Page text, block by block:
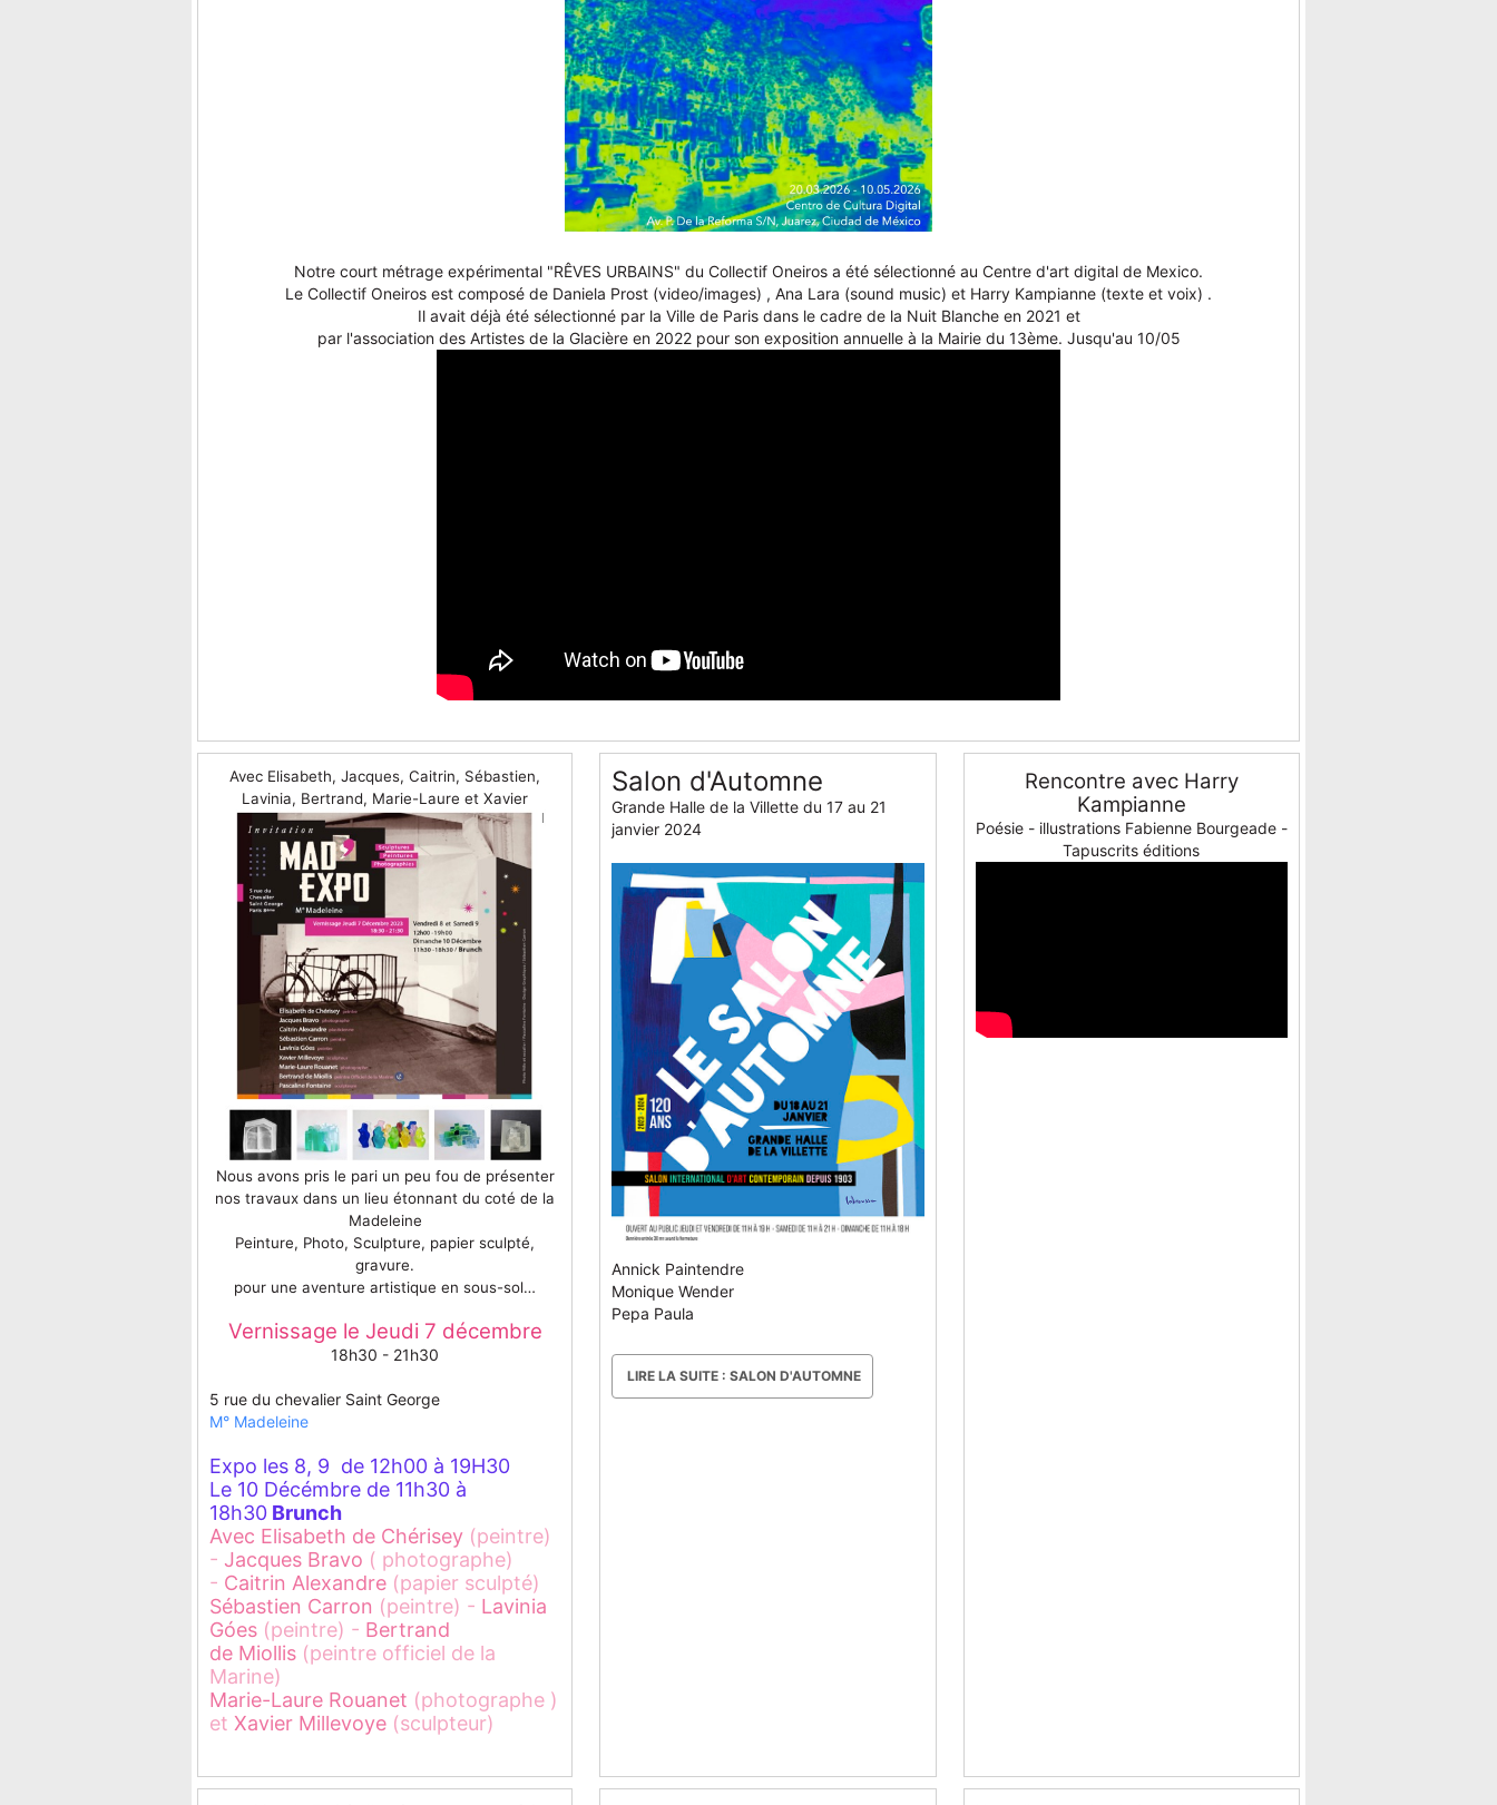
Notre court métrage expérimental "RÊVES URBAINS" du Collectif Oneiros a été sélectionné au Centre d'art digital de Mexico.
Le Collectif Oneiros est composé de Daniela Prost (video/images) , Ana Lara (sound music) et Harry Kampianne (texte et voix) .
Il avait déjà été sélectionné par la Ville de Paris dans le cadre de la Nuit Blanche en 2021 et
par l'association des Artistes de la Glacière en 2022 pour son exposition annuelle à la Mairie du 13ème. Jusqu'au 10/05
Avec Elisabeth, Jacques, Caitrin, Sébastien,
Lavinia, Bertrand, Marie-Laure et Xavier
Nous avons pris le pari un peu fou de présenter
nos travaux dans un lieu étonnant du coté de la
Madeleine
Peinture, Photo, Sculpture, papier sculpté,
gravure.
pour une aventure artistique en sous-sol…
Vernissage le Jeudi 7 décembre
18h30 - 21h30
5 rue du chevalier Saint George
M° Madeleine
Expo les 8, 9 de 12h00 à 19H30
Le 10 Décémbre de 11h30 à
18h30 Brunch
Avec Elisabeth de Chérisey (peintre)
- Jacques Bravo ( photographe)
- Caitrin Alexandre (papier sculpté)
Sébastien Carron (peintre) - Lavinia
Góes (peintre) - Bertrand
de Miollis (peintre officiel de la
Marine)
Marie-Laure Rouanet (photographe )
et Xavier Millevoye (sculpteur)
Salon d'Automne
Grande Halle de la Villette du 17 au 21
janvier 2024
Annick Paintendre
Monique Wender
Pepa Paula
LIRE LA SUITE : SALON D'AUTOMNE
Rencontre avec Harry
Kampianne
Poésie - illustrations Fabienne Bourgeade -
Tapuscrits éditions